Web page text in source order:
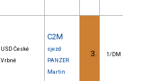
USD České
Vrbné
C2M
sjezd
PANZER
Martin
3. 1/DM